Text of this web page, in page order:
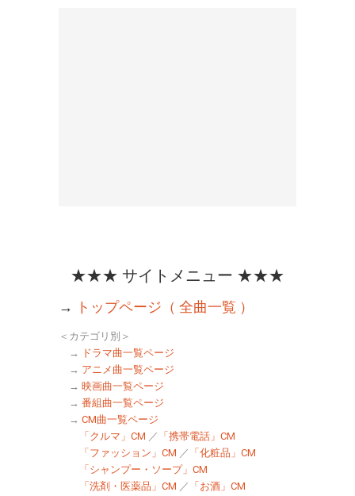
★★★ サイトメニュー ★★★
→ トップページ（ 全曲一覧 ）
＜カテゴリ別＞
→
ドラマ曲一覧ページ
→ アニメ曲一覧ページ
→ 映画曲一覧ページ
→ 番組曲一覧ページ
→ CM曲一覧ページ
「クルマ」CM ／ 「携帯電話」CM
「ファッション」CM ／ 「化粧品」CM
「シャンプー・ソープ」CM
「洗剤・医薬品」CM ／ 「お酒」CM